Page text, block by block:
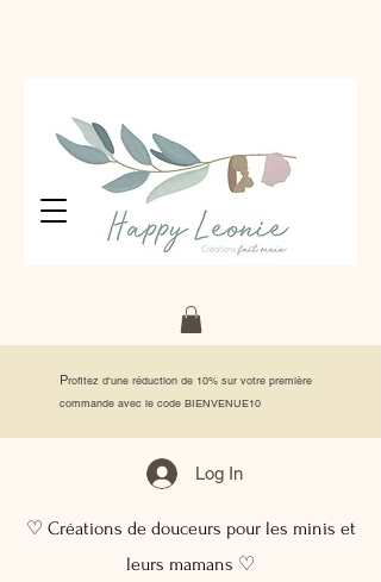
Profitez d'une réduction de 10% sur votre première
commande avec le code BIENVENUE10
Log In
♡ Créations de douceurs pour les minis et
leurs mamans ♡